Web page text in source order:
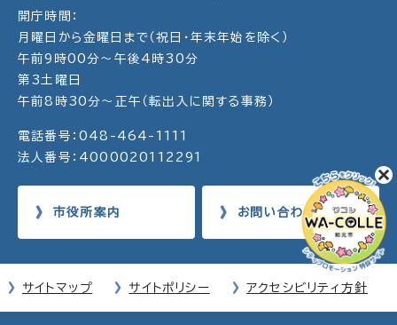
開庁時間：
月曜日から金曜日まで（祝日・年末年始を除く）
午前9時00分～午後4時30分
第3土曜日
午前8時30分～正午（転出入に関する事務）
電話番号：048-464-1111
法人番号：4000020112291
市役所案内 お問い合わせ
サイトマップ サイトポリシー アクセシビリティ方針